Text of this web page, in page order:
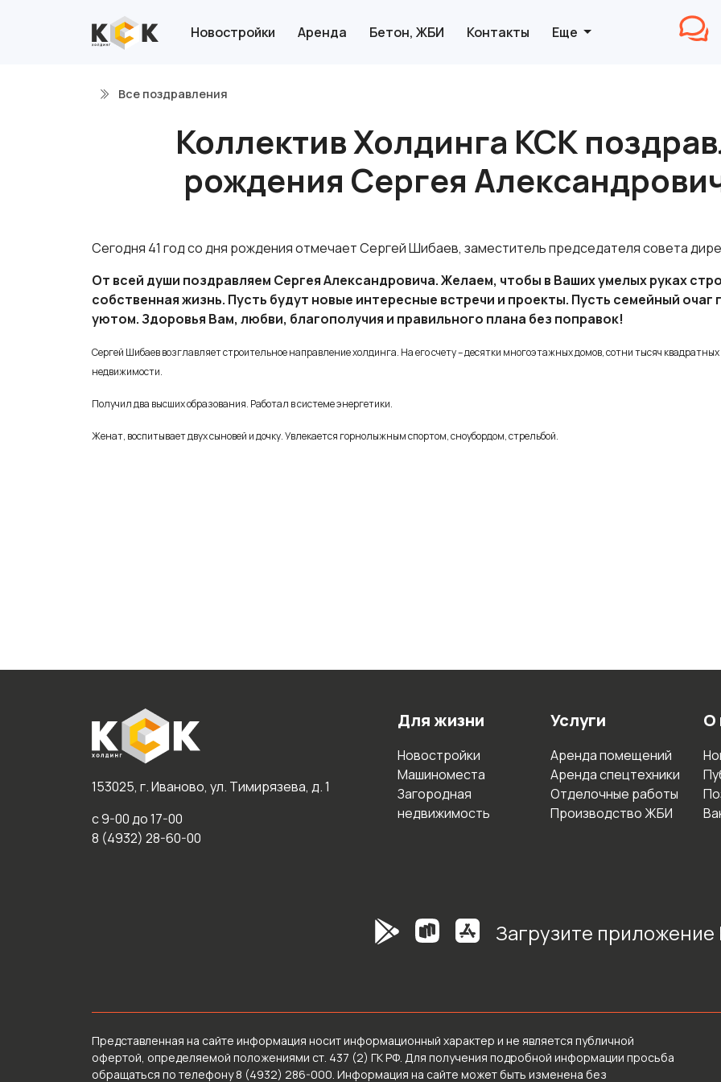
Новостройки Аренда Бетон, ЖБИ Контакты Еще
Все поздравления
Коллектив Холдинга КСК
рождения Сергея
Сегодня 41 год со дня рождения отмечает Сергей Шибаев, заместитель председателя совета
От всей души поздравляем Сергея Александровича. Желаем, чтобы в Ваших умелых руках
собственная жизнь. Пусть будут новые интересные встречи и проекты. Пусть семейный
уютом. Здоровья Вам, любви, благополучия и правильного плана без поправок!
Сергей Шибаев возглавляет строительное направление холдинга. На его счету – десятки многоэтажных домов, сотни тысяч
недвижимости.
Получил два высших образования. Работал в системе энергетики.
Женат, воспитывает двух сыновей и дочку. Увлекается горнолыжным спортом, сноубордом, стрельбой.
153025, г. Иваново, ул. Тимирязева, д. 1
с 9-00 до 17-00
8 (4932) 28-60-00
Для жизни
Новостройки
Машиноместа
Загородная
недвижимость
Услуги
Аренда помещений
Аренда спецтехники
Отделочные работы
Производство ЖБИ
О
Загрузите
Представленная на сайте информация носит информационный характер и не является публичной
офертой, определяемой положениями ст. 437 (2) ГК РФ. Для получения подробной информации просьба
обращаться по телефону 8 (4932) 286-000. Информация на сайте может быть изменена без